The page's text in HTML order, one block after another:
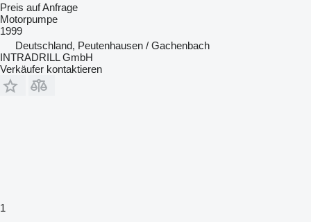
Preis auf Anfrage
Motorpumpe
1999
Deutschland, Peutenhausen / Gachenbach
INTRADRILL GmbH
Verkäufer kontaktieren
1